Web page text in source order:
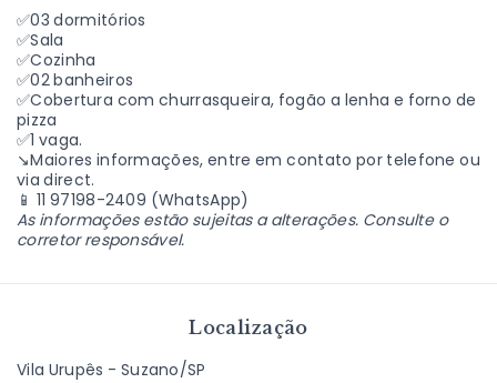
✅03 dormitórios
✅Sala
✅Cozinha
✅02 banheiros
✅Cobertura com churrasqueira, fogão a lenha e forno de
pizza
✅1 vaga.
↘Maiores informações, entre em contato por telefone ou
via direct.
📱 11 97198-2409 (WhatsApp)
As informações estão sujeitas a alterações. Consulte o
corretor responsável.
Localização
Vila Urupês - Suzano/SP